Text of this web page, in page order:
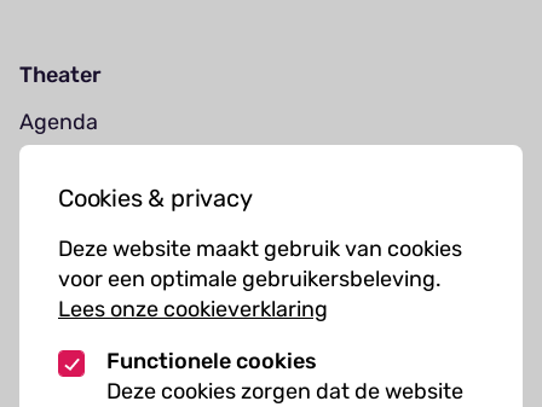
Cookies & privacy
Deze website maakt gebruik van cookies
voor een optimale gebruikersbeleving.
Lees onze cookieverklaring
Functionele cookies
Deze cookies zorgen dat de website
Theater
Agenda
Muziekcursussen
Kunst cursussen
Over ons